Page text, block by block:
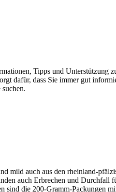
Tipps und
dafür, dass Sie immer gut
mild auch aus den rheinland-
auch Erbrechen und
die 200-Gramm-Packungen